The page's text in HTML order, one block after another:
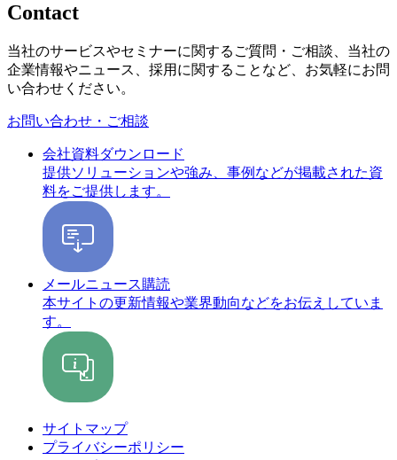
Contact
当社のサービスやセミナーに関するご質問・ご相談、当社の
企業情報やニュース、採用に関することなど、お気軽にお問
い合わせください。
お問い合わせ・ご相談
会社資料ダウンロード
提供ソリューションや強み、事例などが掲載された資
料をご提供します。
メールニュース購読
本サイトの更新情報や業界動向などをお伝えしていま
す。
サイトマップ
プライバシーポリシー